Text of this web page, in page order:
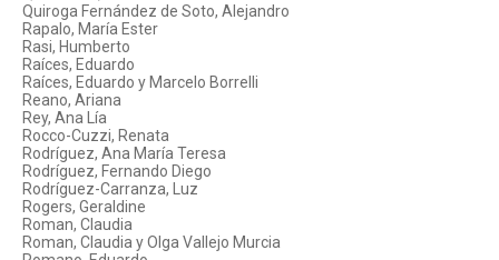
Quiroga Fernández de Soto, Alejandro
Rapalo, María Ester
Rasi, Humberto
Raíces, Eduardo
Raíces, Eduardo y Marcelo Borrelli
Reano, Ariana
Rey, Ana Lía
Rocco-Cuzzi, Renata
Rodríguez, Ana María Teresa
Rodríguez, Fernando Diego
Rodríguez-Carranza, Luz
Rogers, Geraldine
Roman, Claudia
Roman, Claudia y Olga Vallejo Murcia